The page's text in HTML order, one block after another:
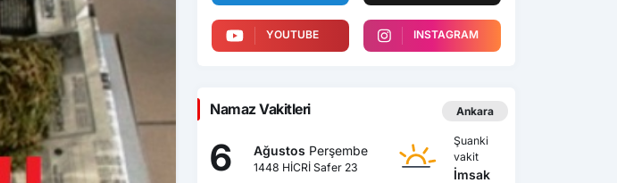
YOUTUBE INSTAGRAM
Namaz Vakitleri Ankara
6 Ağustos Perşembe
1448 HİCRİ Safer 23
Şuanki
vakit
İmsak